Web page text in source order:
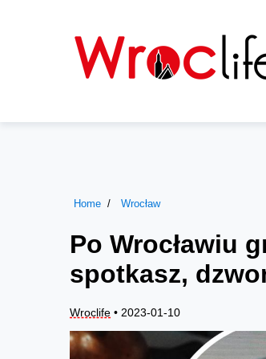
Home Wrocław
Po Wrocławiu
spotkasz,
Wroclife • 2023-01-10